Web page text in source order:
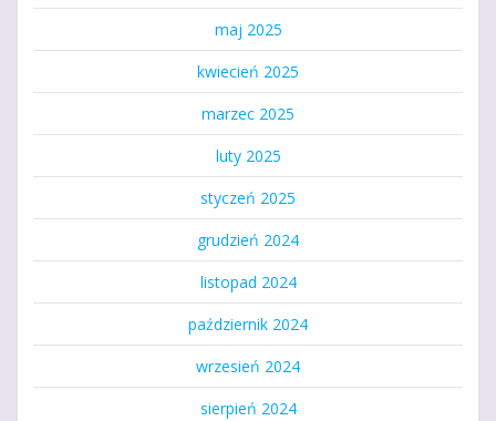
maj 2025
kwiecień 2025
marzec 2025
luty 2025
styczeń 2025
grudzień 2024
listopad 2024
październik 2024
wrzesień 2024
sierpień 2024